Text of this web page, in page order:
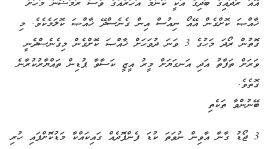
އޭއޯ ރޯދައިގެ ބަދިގެ އަކީ ކޮންމެ އަހަރެއްގެ ވެސް ރަމަޟާން މަހަށް
ޚާއްޞަ ކޮށްގެން އޭއޯ ނިއުސް އިން ގެނެސްދޭ ޚާއްޞަ ކޮލަމެކެވެ. މި
ގޮތުން ރޯދަ މަހުގެ 3 ވަނަ ދުވަހަށް ޚާއްޞަ ކޮށްގެން މިގެނެސްދެނީ
ވަރަށް ތަފާތު އަދި އަނގަޔަށް މީރު އީޒީ ކަސާވާ ޕުޑިން ތައްޔާރުކުރާނެ
ގޮތެވެ.
ބޭނުންވާ ތަކެތި
3 ޖޯޑު ގާނާ އާވިން ނުވަތަ ކުޑަ ފެންފޮދެއް ގައިކައްކާ މަޑުކޮށްފައި ހުރި